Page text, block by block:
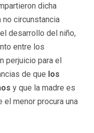
dicha
no circunstancia
desarrollo del niño,
entre los
perjuicio para el
de que los
y que la madre es
menor procura una